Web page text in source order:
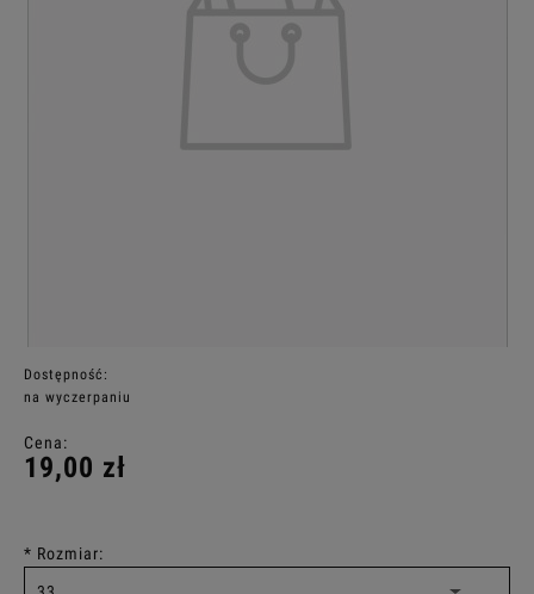
Dostępność:
na wyczerpaniu
Cena:
19,00 zł
* Rozmiar: